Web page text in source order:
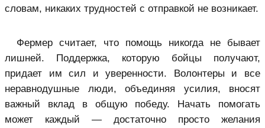
словам, никаких трудностей с отправкой не возникает.
Фермер считает, что помощь никогда не бывает
лишней. Поддержка, которую бойцы получают,
придает им сил и уверенности. Волонтеры и все
неравнодушные люди, объединяя усилия, вносят
важный вклад в общую победу. Начать помогать
может каждый — достаточно просто желания